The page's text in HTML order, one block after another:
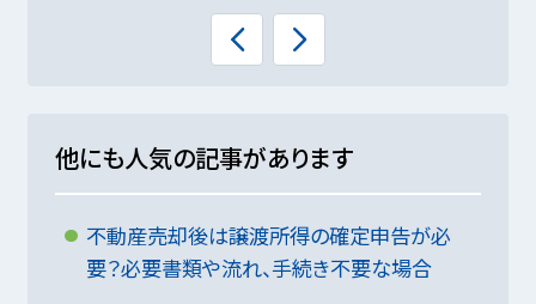
他にも人気の記事があります
不動産売却後は譲渡所得の確定申告が必
要？必要書類や流れ、手続き不要な場合